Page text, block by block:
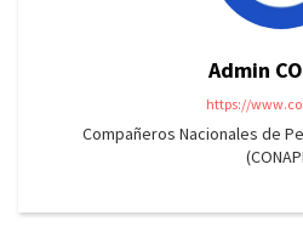
Admin
https://
Compañeros Nacionales de